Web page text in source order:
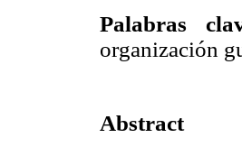
Palabras
organización
Abstract